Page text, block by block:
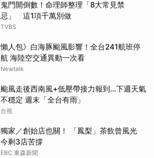
鬼門開倒數！命理師整理「8大常見禁
忌」 這1項千萬別做
TVBS
懶人包》白海豚颱風影響！全台241航班停
航 海陸空交通異動一次看
Newtalk
颱風走後西南風+低壓帶接力報到...下週天氣
不穩定 週末「全台有雨」
台視
獨家／創始店也關！ 「鳳梨」茶飲曾風光
今剩3店苦撐
EBC 東森新聞